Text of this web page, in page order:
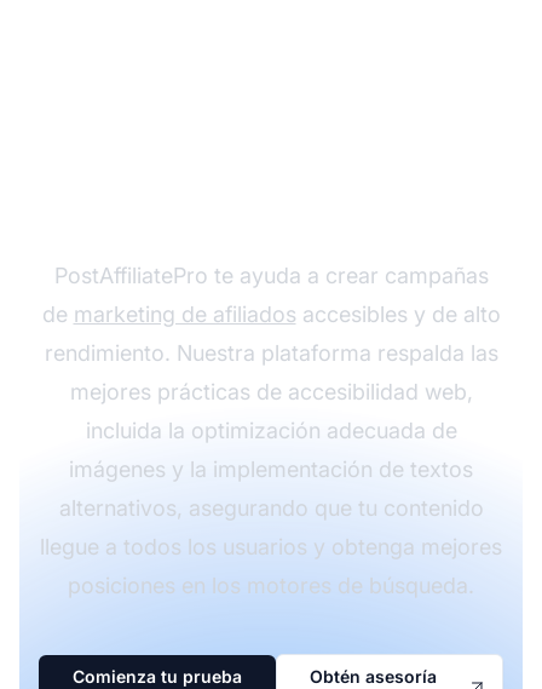
PostAffiliatePro te ayuda a crear campañas
de marketing de afiliados accesibles y de alto
rendimiento. Nuestra plataforma respalda las
mejores prácticas de accesibilidad web,
incluida la optimización adecuada de
imágenes y la implementación de textos
alternativos, asegurando que tu contenido
llegue a todos los usuarios y obtenga mejores
posiciones en los motores de búsqueda.
Comienza tu prueba
Obtén asesoría